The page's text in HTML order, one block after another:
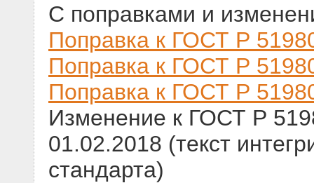
С поправками и
Поправка к ГОСТ Р
Поправка к ГОСТ Р
Поправка к ГОСТ Р
Изменение к ГОСТ Р
01.02.2018 (текст
стандарта)